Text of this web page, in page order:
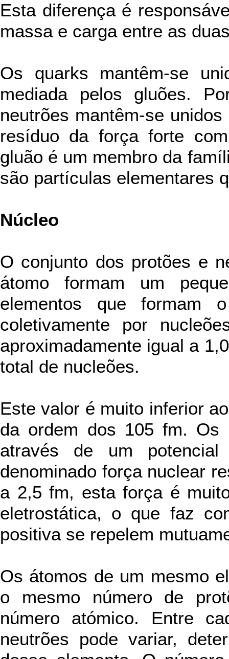
Esta diferença é
massa e carga entre as
Os quarks mantêm-se
mediada pelos gluões.
neutrões mantêm-se
resíduo da força forte
gluão é um membro da
são partículas elementares
Núcleo
O conjunto dos protões e
átomo formam um
elementos que formam
coletivamente por
aproximadamente igual a
total de nucleões.
Este valor é muito inferior
da ordem dos 105 fm. Os
através de um
denominado força nuclear
a 2,5 fm, esta força é
eletrostática, o que faz
positiva se repelem
Os átomos de um mesmo
o mesmo número de
número atómico. Entre
neutrões pode variar,